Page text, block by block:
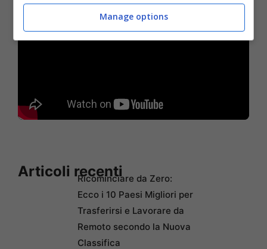
Articoli recentiRicominciare da Zero:
Ecco i 10 Paesi Migliori per
Trasferirsi e Lavorare da
Remoto secondo la Nuova
Classifica
Manage options